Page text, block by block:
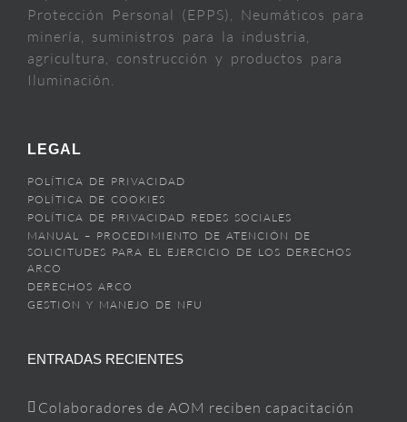
Protección Personal (EPPS), Neumáticos para
minería, suministros para la industria,
agricultura, construcción y productos para
Iluminación.
LEGAL
POLÍTICA DE PRIVACIDAD
POLÍTICA DE COOKIES
POLÍTICA DE PRIVACIDAD REDES SOCIALES
MANUAL – PROCEDIMIENTO DE ATENCIÓN DE
SOLICITUDES PARA EL EJERCICIO DE LOS DERECHOS
ARCO
DERECHOS ARCO
GESTION Y MANEJO DE NFU
ENTRADAS RECIENTES
Colaboradores de AOM reciben capacitación